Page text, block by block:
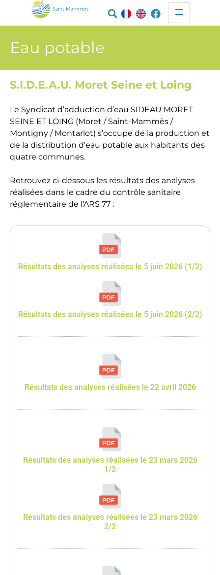
Eau potable
S.I.D.E.A.U. Moret Seine et Loing
Le Syndicat d’adduction d’eau SIDEAU MORET
SEINE ET LOING (Moret / Saint-Mammès /
Montigny / Montarlot) s’occupe de la production et
de la distribution d’eau potable aux habitants des
quatre communes.
Retrouvez ci-dessous les résultats des analyses
réalisées dans le cadre du contrôle sanitaire
réglementaire de l’ARS 77 :
Résultats des analyses réalisées le 5 juin 2026 (1/2)
Résultats des analyses réalisées le 5 juin 2026 (2/2)
Résultats des analyses réalisées le 22 avril 2026
Résultats des analyses réalisées le 23 mars 2026
1/2
Résultats des analyses réalisées le 23 mars 2026
2/2